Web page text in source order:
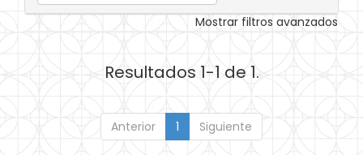
Mostrar filtros avanzados
Resultados 1-1 de 1.
Anterior 1 Siguiente